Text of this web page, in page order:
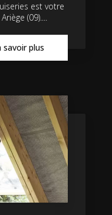
est votre
(09)....
savoir plus